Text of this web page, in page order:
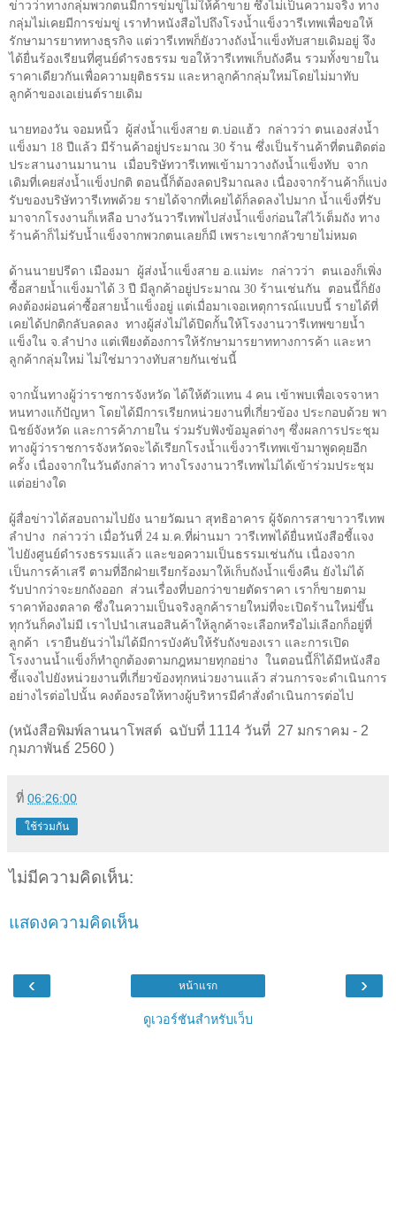
ข่าวว่าทางกลุ่มพวกตนมีการข่มขู่ไม่ให้ค้าขาย ซึ่งไม่เป็นความจริง ทาง
กลุ่มไม่เคยมีการข่มขู่ เราทำหนังสือไปถึงโรงน้ำแข็งวารีเทพเพื่อขอให้
รักษามารยาททางธุรกิจ แต่วารีเทพก็ยังวางถังน้ำแข็งทับสายเดิมอยู่ จึง
ได้ยื่นร้องเรียนที่ศูนย์ดำรงธรรม ขอให้วารีเทพเก็บถังคืน รวมทั้งขายใน
ราคาเดียวกันเพื่อความยุติธรรม และหาลูกค้ากลุ่มใหม่โดยไม่มาทับ
ลูกค้าของเอเย่นต์รายเดิม
นายทองวัน จอมหนิ้ว ผู้ส่งน้ำแข็งสาย ต.บ่อแฮ้ว กล่าวว่า ตนเองส่งน้ำ
แข็งมา 18 ปีแล้ว มีร้านค้าอยู่ประมาณ 30 ร้าน ซึ่งเป็นร้านค้าที่ตนติดต่อ
ประสานงานมานาน เมื่อบริษัทวารีเทพเข้ามาวางถังน้ำแข็งทับ จาก
เดิมที่เคยส่งน้ำแข็งปกติ ตอนนี้ก็ต้องลดปริมาณลง เนื่องจากร้านค้าก็แบ่ง
รับของบริษัทวารีเทพด้วย รายได้จากที่เคยได้ก็ลดลงไปมาก น้ำแข็งที่รับ
มาจากโรงงานก็เหลือ บางวันวารีเทพไปส่งน้ำแข็งก่อนใส่ไว้เต็มถัง ทาง
ร้านค้าก็ไม่รับน้ำแข็งจากพวกตนเลยก็มี เพราะเขากลัวขายไม่หมด
ด้านนายปรีดา เมืองมา ผู้ส่งน้ำแข็งสาย อ.แม่ทะ กล่าวว่า ตนเองก็เพิ่ง
ซื้อสายน้ำแข็งมาได้ 3 ปี มีลูกค้าอยู่ประมาณ 30 ร้านเช่นกัน ตอนนี้ก็ยัง
คงต้องผ่อนค่าซื้อสายน้ำแข็งอยู่ แต่เมื่อมาเจอเหตุการณ์แบบนี้ รายได้ที่
เคยได้ปกติกลับลดลง ทางผู้ส่งไม่ได้ปิดกั้นให้โรงงานวารีเทพขายน้ำ
แข็งใน จ.ลำปาง แต่เพียงต้องการให้รักษามารยาททางการค้า และหา
ลูกค้ากลุ่มใหม่ ไม่ใช่มาวางทับสายกันเช่นนี้
จากนั้นทางผู้ว่าราชการจังหวัด ได้ให้ตัวแทน 4 คน เข้าพบเพื่อเจรจาหา
หนทางแก้ปัญหา โดยได้มีการเรียกหน่วยงานที่เกี่ยวข้อง ประกอบด้วย พา
นิชย์จังหวัด และการค้าภายใน ร่วมรับฟังข้อมูลต่างๆ ซึ่งผลการประชุม
ทางผู้ว่าราชการจังหวัดจะได้เรียกโรงน้ำแข็งวารีเทพเข้ามาพูดคุยอีก
ครั้ง เนื่องจากในวันดังกล่าว ทางโรงงานวารีเทพไม่ได้เข้าร่วมประชุม
แต่อย่างใด
ผู้สื่อข่าวได้สอบถามไปยัง นายวัฒนา สุทธิอาคาร ผู้จัดการสาขาวารีเทพ
ลำปาง กล่าวว่า เมื่อวันที่ 24 ม.ค.ที่ผ่านมา วารีเทพได้ยื่นหนังสือชี้แจง
ไปยังศูนย์ดำรงธรรมแล้ว และขอความเป็นธรรมเช่นกัน เนื่องจาก
เป็นการค้าเสรี ตามที่อีกฝ่ายเรียกร้องมาให้เก็บถังน้ำแข็งคืน ยังไม่ได้
รับปากว่าจะยกถังออก ส่วนเรื่องที่บอกว่าขายตัดราคา เราก็ขายตาม
ราคาท้องตลาด ซึ่งในความเป็นจริงลูกค้ารายใหม่ที่จะเปิดร้านใหม่ขึ้น
ทุกวันก็คงไม่มี เราไปนำเสนอสินค้าให้ลูกค้าจะเลือกหรือไม่เลือกก็อยู่ที่
ลูกค้า เรายืนยันว่าไม่ได้มีการบังคับให้รับถังของเรา และการเปิด
โรงงานน้ำแข็งก็ทำถูกต้องตามกฎหมายทุกอย่าง ในตอนนี้ก็ได้มีหนังสือ
ชี้แจงไปยังหน่วยงานที่เกี่ยวข้องทุกหน่วยงานแล้ว ส่วนการจะดำเนินการ
อย่างไรต่อไปนั้น คงต้องรอให้ทางผู้บริหารมีคำสั่งดำเนินการต่อไป
(หนังสือพิมพ์ลานนาโพสต์ ฉบับที่ 1114 วันที่ 27 มกราคม - 2
กุมภาพันธ์ 2560 )
ที่ 06:26:00
ใช้ร่วมกัน
ไม่มีความคิดเห็น:
แสดงความคิดเห็น
‹ ›
หน้าแรก
ดูเวอร์ชันสำหรับเว็บ